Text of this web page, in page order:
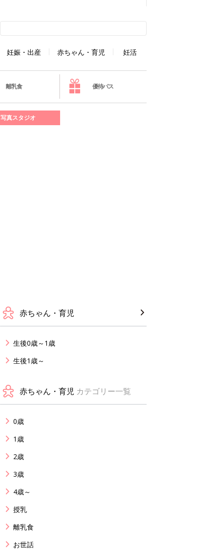
妊娠・出産 赤ちゃん・育児 妊活
離乳食 優待パス
写真スタジオ
赤ちゃん・育児
生後0歳～1歳
生後1歳～
赤ちゃん・育児 カテゴリー一覧
0歳
1歳
2歳
3歳
4歳～
授乳
離乳食
お世話